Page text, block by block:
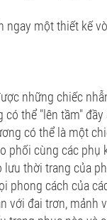
ngay một thiết kế
những chiếc
thể "lên tầm"
có thể là một
phối cùng các
lưu thời trang của
phong cách của
với đai trơn, mảnh